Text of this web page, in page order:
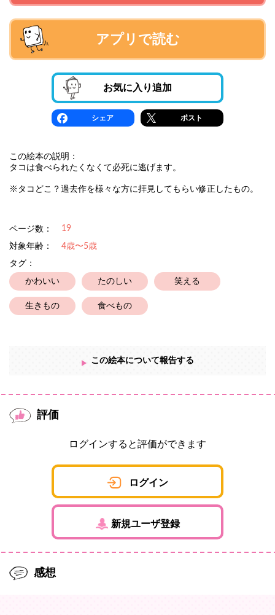
アプリで読む
お気に入り追加
シェア ポスト
この絵本の説明：
タコは食べられたくなくて必死に逃げます。
※タコどこ？過去作を様々な方に拝見してもらい修正したもの。
ページ数： 19
対象年齢：
4歳〜5歳
タグ：
かわいい たのしい 笑える
生きもの 食べもの
この絵本について報告する
評価
ログインすると評価ができます
ログイン
新規ユーザ登録
感想